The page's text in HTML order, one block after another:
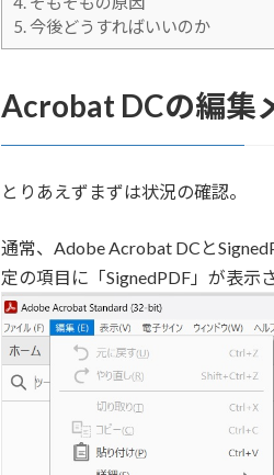
5.今後どうすればいいのか
Acrobat DCの編集
とりあえずまずは状況の確認。
通常、Adobe Acrobat DCと
定の項目に「SignedPDF」が表示